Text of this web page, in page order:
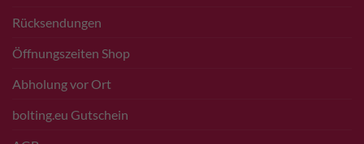
Rücksendungen
Öffnungszeiten Shop
Abholung vor Ort
bolting.eu Gutschein